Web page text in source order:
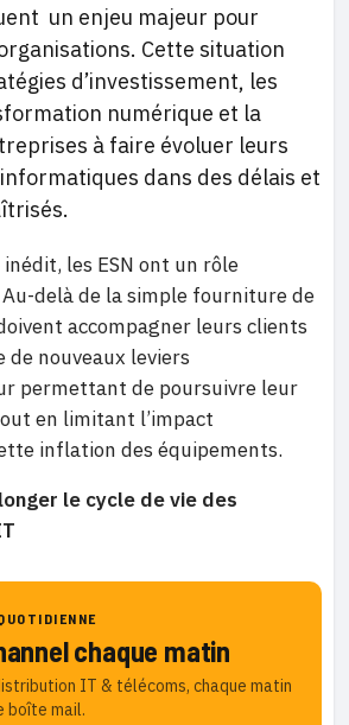
un enjeu majeur pour
Cette situation
d’investissement, les
numérique et la
à faire évoluer leurs
dans des délais et
les ESN ont un rôle
delà de la simple fourniture de
accompagner leurs clients
de nouveaux leviers
permettant de poursuivre leur
en limitant l’impact
inflation des équipements.
le cycle de vie des
chaque matin
IT & télécoms, chaque matin
boîte mail.